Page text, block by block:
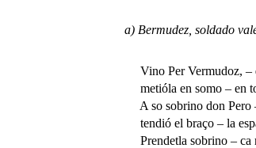
a) Bermudez, soldado
Vino Per Vermudoz, –
metióla en somo – en
A so sobrino don Pero –
tendió el braço – la
Prendetla sobrino – ca